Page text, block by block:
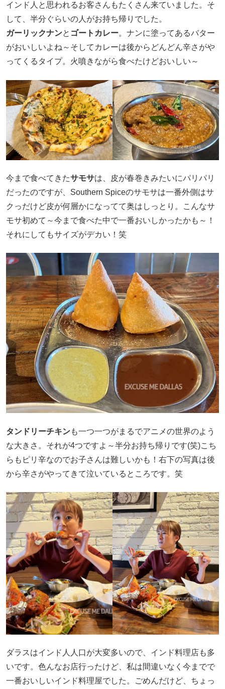
インド人と思われるお客さんもたくさん来ていました。そ
して、半分ぐらいの人がお持ち帰りでした。
ガーリックナンと ゴートカレー。ナンに塗ってあるバター
がおいしいよね～そしてカレーは後からどんどん辛さがや
ってくるタイプ。火噴きながら食べたけどおいしい～
今まで食べてきたサモサは、皮が春巻きみたいにパリパリ
だったのですが、Southern Spiceのサモサは一番外側はサ
クっだけど皮が何層かになってて奥はしっとり。こんなサ
モサ初めて～今まで食べた中で一番おいしかったかも～！
それにしてもサイズがデカい！笑
タンドリーチキンも一つ一つがまるでアニメの世界のよう
な大きさ。それが4つですよ～半分お持ち帰りです(笑)こち
らもピリ辛なのでお子さんは難しいかも！右下の写真は後
から辛さがやってきて泣いているところです。笑
ダラスはインド人人口が大変多いので、インド料理店も多
いです。色んなお店行ったけど、私は間違いなく今までで
一番おいしいインド料理屋でした。ごめんだけど、ちょっ